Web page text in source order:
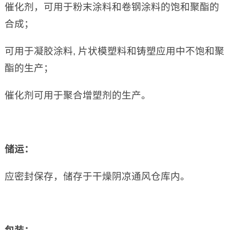
催化剂，可用于粉末涂料和卷钢涂料的饱和聚酯的
合成；
可用于凝胶涂料, 片状模塑料和铸塑应用中不饱和聚
酯的生产；
催化剂可用于聚合增塑剂的生产。
储运：
应密封保存，储存于干燥阴凉通风仓库内。